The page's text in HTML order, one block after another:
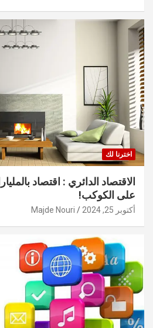
اخترنا لك
الاقتصاد الدائري : اقتصاد
على الكوكب!
أكتوبر 25, 2024 Majde Nouri